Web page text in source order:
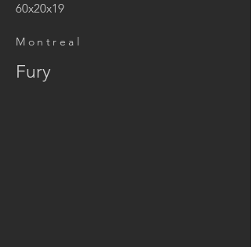
60x20x19
Montreal
Fury